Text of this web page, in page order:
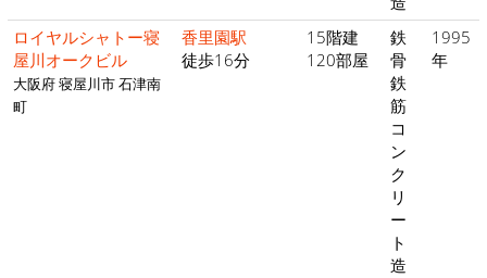
ロイヤルシャトー寝
屋川オークビル
大阪府 寝屋川市 石津南
町
香里園駅
徒歩16分
15階建
120部屋
鉄
骨
鉄
筋
コ
ン
ク
リ
ー
ト
造
1995
年